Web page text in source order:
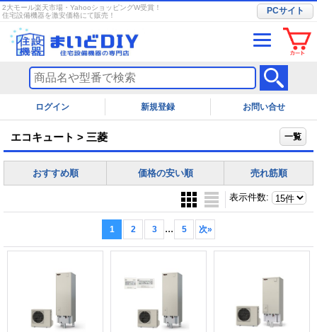
2大モール楽天市場・YahooショッピングW受賞！
住宅設備機器を激安価格にて販売！
PCサイト
ログイン お問い合せ
エコキュート > 三菱 一覧
おすすめ順 価格の安い順 売れ筋順
表示件数:
1 2 3 ... 5 次»